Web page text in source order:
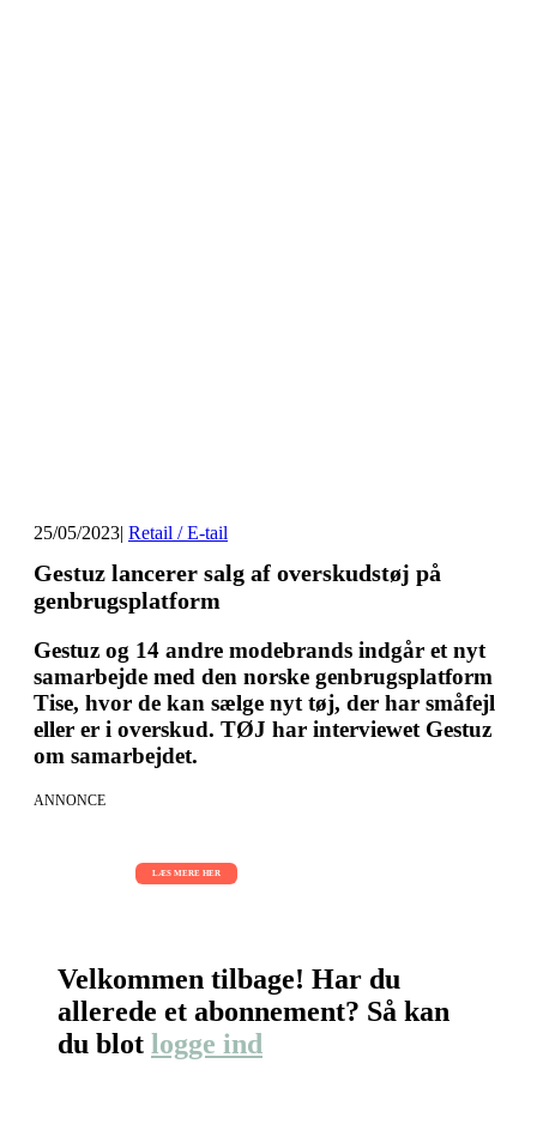
25/05/2023| Retail / E-tail
Gestuz lancerer salg af overskudstøj på
genbrugsplatform
Gestuz og 14 andre modebrands indgår et nyt
samarbejde med den norske genbrugsplatform
Tise, hvor de kan sælge nyt tøj, der har småfejl
eller er i overskud. TØJ har interviewet Gestuz
om samarbejdet.
ANNONCE
LÆS MERE HER
Velkommen tilbage! Har du
allerede et abonnement? Så kan
du blot logge ind